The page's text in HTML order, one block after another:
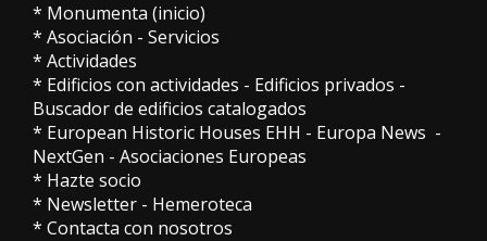
* Monumenta (inicio)
* Asociación - Servicios
* Actividades
* Edificios con actividades - Edificios privados -
Buscador de edificios catalogados
* European Historic Houses EHH - Europa News -
NextGen - Asociaciones Europeas
* Hazte socio
* Newsletter - Hemeroteca
* Contacta con nosotros